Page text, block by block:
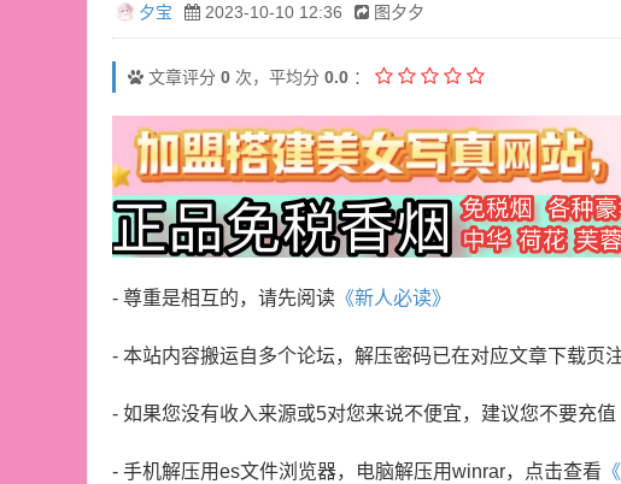
夕宝 2023-10-10 12:36 图夕夕
文章评分 0 次，平均分 0.0 ：
- 尊重是相互的，请先阅读 《新人必读》
- 本站内容搬运自多个论坛，解压密码已在对应文章下载页
- 如果您没有收入来源或5对您来说不便宜，建议您不要充值
- 手机解压用es文件浏览器，电脑解压用winrar，点击查看